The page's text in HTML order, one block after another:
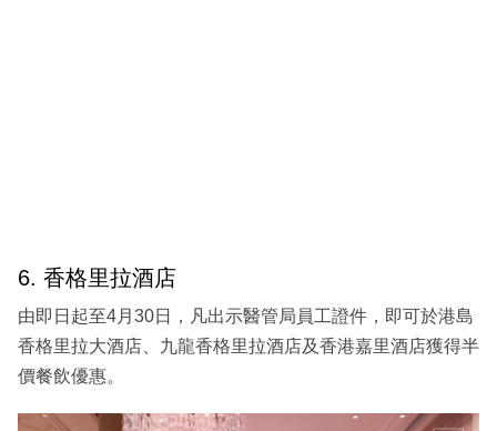
6. 香格里拉酒店
由即日起至4月30日，凡出示醫管局員工證件，即可於港島
香格里拉大酒店、九龍香格里拉酒店及香港嘉里酒店獲得半
價餐飲優惠。